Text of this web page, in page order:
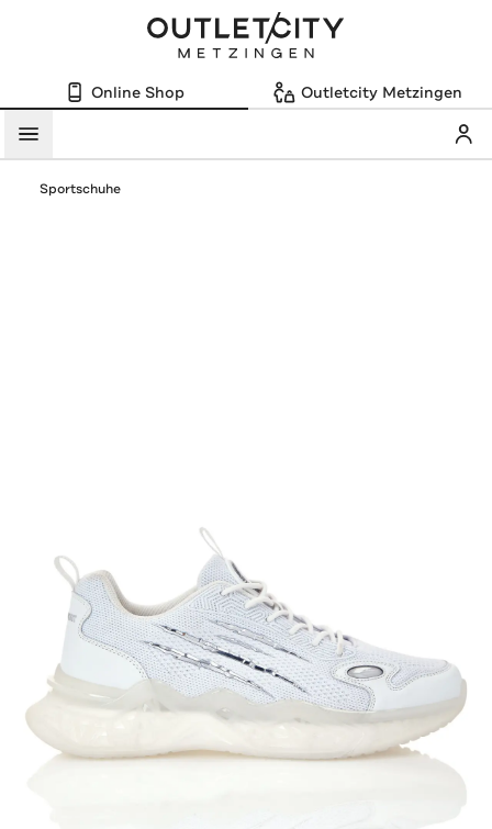
Online Shop Outletcity Metzingen
Menü
Sportschuhe